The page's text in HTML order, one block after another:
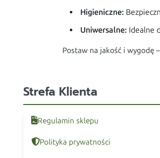
Higieniczne:
Uniwersalne: Idealne
Postaw na jakość i wygodę
Strefa Klienta
Regulamin sklepu
Polityka prywatności